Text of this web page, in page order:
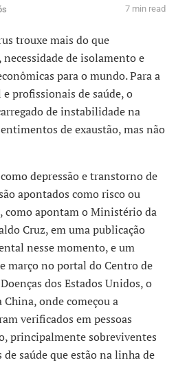
7 min read
trouxe mais do que
de isolamento e
para o mundo. Para a
profissionais de saúde, o
de instabilidade na
de exaustão, mas não
depressão e transtorno de
apontados como risco ou
como apontam o Ministério da
Cruz, em uma publicação
nesse momento, e um
março no portal do Centro de
dos Estados Unidos, o
China, onde começou a
verificados em pessoas
principalmente sobreviventes
saúde que estão na linha de